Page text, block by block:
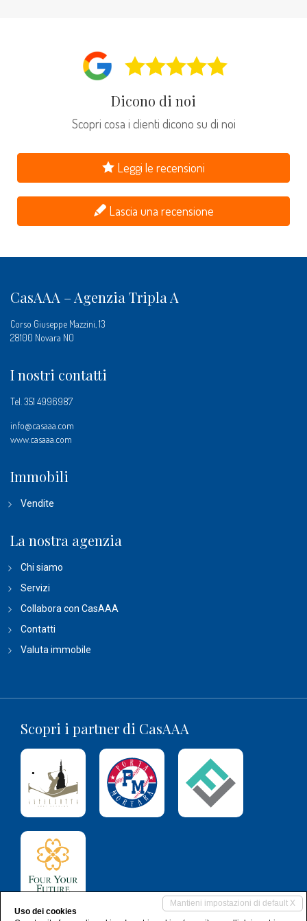
Dicono di noi
Scopri cosa i clienti dicono su di noi
Leggi le recensioni
Lascia una recensione
CasAAA – Agenzia Tripla A
Corso Giuseppe Mazzini, 13
28100 Novara NO
I nostri contatti
Tel. 351 4996987
info@casaaa.com
www.casaaa.com
Immobili
Vendite
La nostra agenzia
Chi siamo
Servizi
Collabora con CasAAA
Contatti
Valuta immobile
Scopri i partner di CasAAA
Mantieni impostazioni di default X
Uso dei cookies